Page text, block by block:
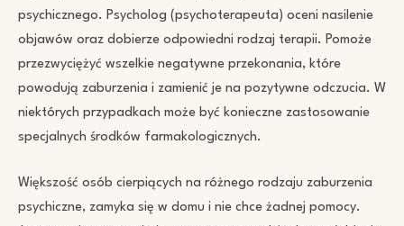
psychicznego. Psycholog (psychoterapeuta) oceni nasilenie
objawów oraz dobierze odpowiedni rodzaj terapii. Pomoże
przezwyciężyć wszelkie negatywne przekonania, które
powodują zaburzenia i zamienić je na pozytywne odczucia. W
niektórych przypadkach może być konieczne zastosowanie
specjalnych środków farmakologicznych.
Większość osób cierpiących na różnego rodzaju zaburzenia
psychiczne, zamyka się w domu i nie chce żadnej pomocy.